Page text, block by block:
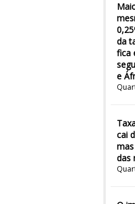
da
fica
e
cai
das